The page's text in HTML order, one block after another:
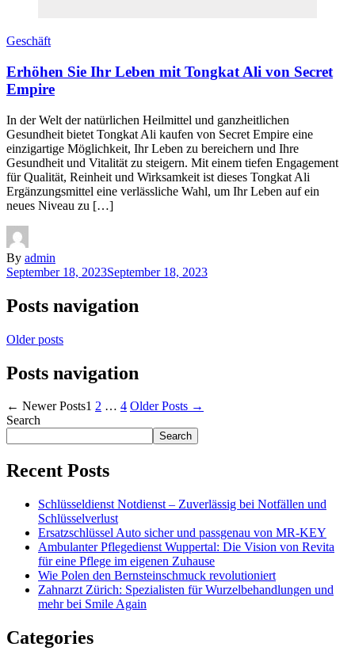
Geschäft
Erhöhen Sie Ihr Leben mit Tongkat Ali von Secret
Empire
In der Welt der natürlichen Heilmittel und ganzheitlichen
Gesundheit bietet Tongkat Ali kaufen von Secret Empire eine
einzigartige Möglichkeit, Ihr Leben zu bereichern und Ihre
Gesundheit und Vitalität zu steigern. Mit einem tiefen Engagement
für Qualität, Reinheit und Wirksamkeit ist dieses Tongkat Ali
Ergänzungsmittel eine verlässliche Wahl, um Ihr Leben auf ein
neues Niveau zu […]
By admin
September 18, 2023September 18, 2023
Posts navigation
Older posts
Posts navigation
← NewerPosts1 2 … 4 OlderPosts →
Search
Search
Recent Posts
Schlüsseldienst Notdienst – Zuverlässig bei Notfällen und
Schlüsselverlust
Ersatzschlüssel Auto sicher und passgenau von MR-KEY
Ambulanter Pflegedienst Wuppertal: Die Vision von Revita
für eine Pflege im eigenen Zuhause
Wie Polen den Bernsteinschmuck revolutioniert
Zahnarzt Zürich: Spezialisten für Wurzelbehandlungen und
mehr bei Smile Again
Categories